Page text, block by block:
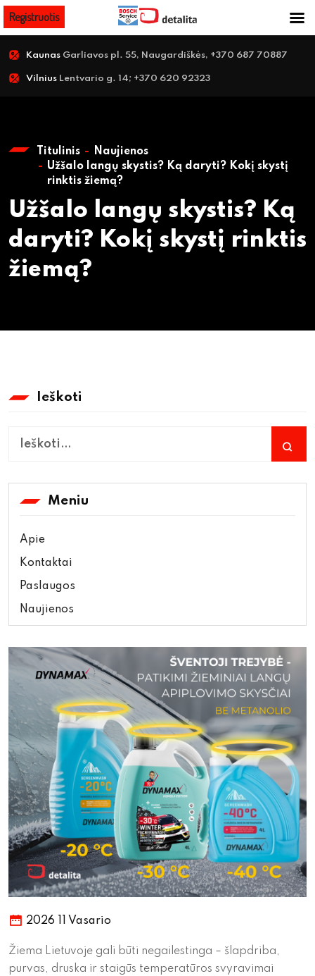
Kaunas Garliavos pl. 55, Naugardiškės, +370 687 70887
Vilnius Lentvario g. 14; +370 620 92323
Titulinis
Naujienos
Užšalo langų skystis? Ką daryti? Kokį skystį
rinktis žiemą?
Užšalo langų skystis? Ką
daryti? Kokį skystį rinktis
žiemą?
Ieškoti
Meniu
Apie
Kontaktai
Paslaugos
Naujienos
2026 11 Vasario
Žiema Lietuvoje gali būti negailestinga – šlapdriba,
purvas, druska ir staigūs temperatūros svyravimai
Registruotis